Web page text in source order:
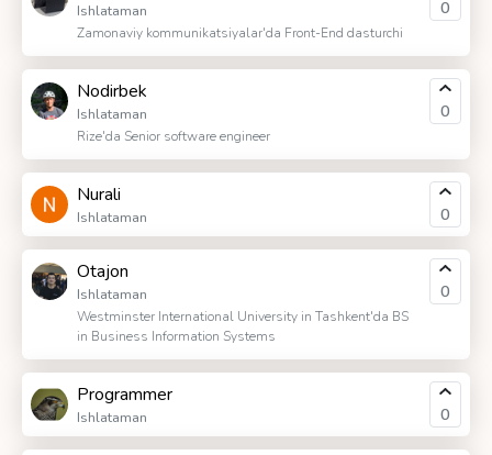
Ishlataman
Zamonaviy kommunikatsiyalar'da Front-End dasturchi
0
Nodirbek
Ishlataman
Rize'da Senior software engineer
0
Nurali
Ishlataman 0
Otajon
Ishlataman
Westminster International University in Tashkent'da BS
in Business Information Systems
0
Programmer
Ishlataman 0